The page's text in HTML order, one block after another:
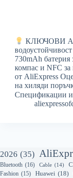
КЛЮЧОВИ
730mAh батерия
компас и NFC
от AliExpress
на хиляди
Спецификации
2026 (35)
Bluetooth (16) Cable (14)
Fashion (15) Huawei (18)